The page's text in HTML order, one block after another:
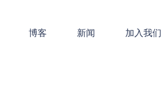
博客 新闻 加入我们